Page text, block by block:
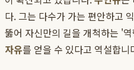
다. 그는 다수가 가는 편안하고
뚫어 자신만의 길을 개척하는 '
자유를 얻을 수 있다고 역설합니